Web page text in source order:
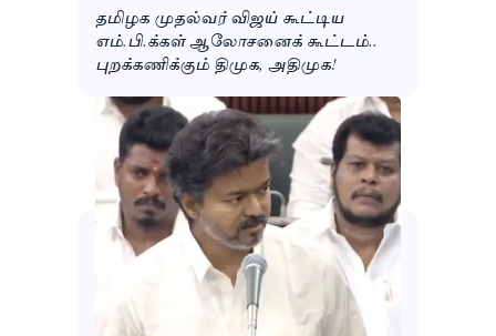
தமிழக முதல்வர் விஜய் கூட்டிய
எம்.பி.க்கள் ஆலோசனைக் கூட்டம்..
புறக்கணிக்கும் திமுக, அதிமுக!